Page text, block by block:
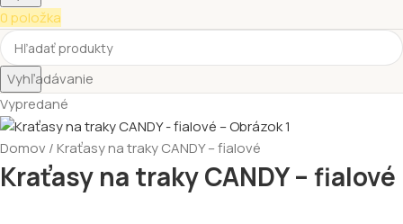
0položka
Vyhľadávanie
Vypredané
Domov Kraťasy na traky CANDY – fialové
Kraťasy na traky CANDY – fialové